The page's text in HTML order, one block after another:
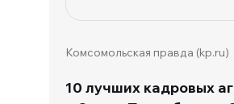
Комсомольская правда (kp.ru)
10 лучших кадровых